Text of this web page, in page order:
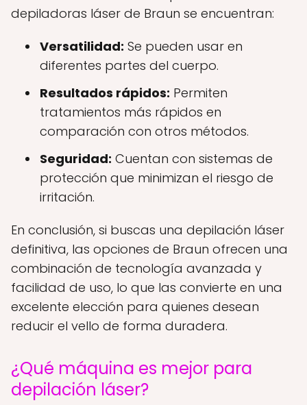
depiladoras láser de Braun se encuentran:
Versatilidad: Se pueden usar en
diferentes partes del cuerpo.
Resultados rápidos: Permiten
tratamientos más rápidos en
comparación con otros métodos.
Seguridad: Cuentan con sistemas de
protección que minimizan el riesgo de
irritación.
En conclusión, si buscas una depilación láser
definitiva, las opciones de Braun ofrecen una
combinación de tecnología avanzada y
facilidad de uso, lo que las convierte en una
excelente elección para quienes desean
reducir el vello de forma duradera.
¿Qué máquina es mejor para
depilación láser?